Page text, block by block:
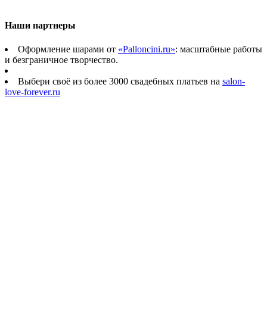
Наши партнеры
Оформление шарами от «Palloncini.ru»: масштабные работы
и безграничное творчество.
Выбери своё из более 3000 свадебных платьев на salon-
love-forever.ru